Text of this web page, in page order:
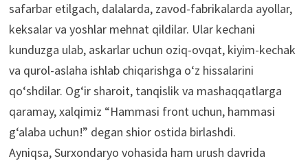
safarbar etilgach, dalalarda, zavod-fabrikalarda ayollar,
keksalar va yoshlar mehnat qildilar. Ular kechani
kunduzga ulab, askarlar uchun oziq-ovqat, kiyim-kechak
va qurol-aslaha ishlab chiqarishga o‘z hissalarini
qo‘shdilar. Og‘ir sharoit, tanqislik va mashaqqatlarga
qaramay, xalqimiz “Hammasi front uchun, hammasi
g‘alaba uchun!” degan shior ostida birlashdi.
Ayniqsa, Surxondaryo vohasida ham urush davrida